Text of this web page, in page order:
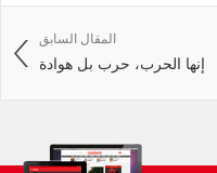
المقال السابق
إنها الحرب، حرب بل هوادة